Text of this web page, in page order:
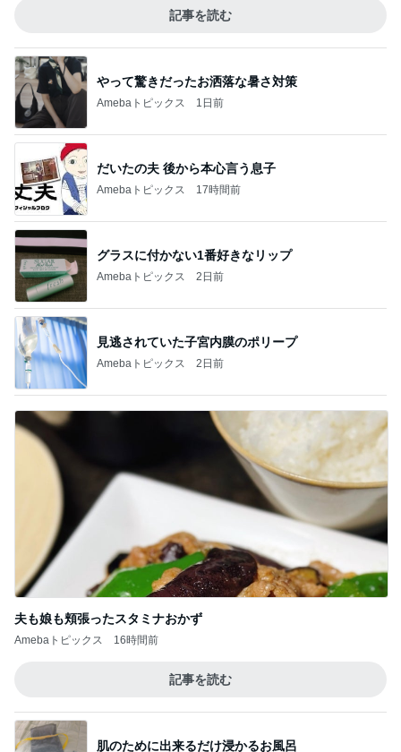
記事を読む
やって驚きだったお洒落な暑さ対策
Amebaトピックス 1日前
だいたの夫 後から本心言う息子
Amebaトピックス 17時間前
グラスに付かない1番好きなリップ
Amebaトピックス 2日前
見逃されていた子宮内膜のポリープ
Amebaトピックス 2日前
夫も娘も頬張ったスタミナおかず
Amebaトピックス 16時間前
記事を読む
肌のために出来るだけ浸かるお風呂